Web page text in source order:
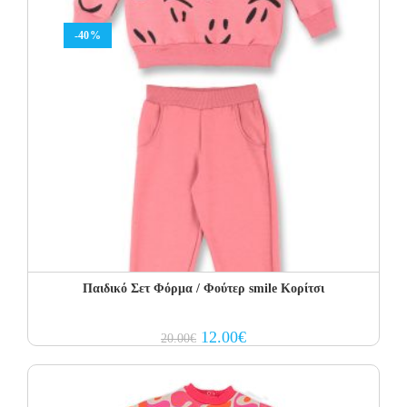
-40%
Παιδικό Σετ Φόρμα / Φούτερ smile Κορίτσι
20.00€ Original
price
12.00€Current
price